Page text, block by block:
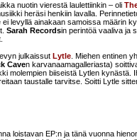
nuotin vierestä laulettiinkin – oli
heräsi henkiin lavalla.
ei levyllä ainakaan samoissa määrin
Sarah Recordsin perintöä vaaliva ja
julkaissut Lytle. Miehen entinen
Caven karvanaamagalleriasta)
molempien biiseistä Lytlen
taustalle tarvitse. Soitti Lytle
loistavan EP:n ja tänä vuonna